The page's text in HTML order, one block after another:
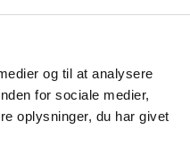
og til at analysere
for sociale medier,
oplysninger, du har givet
SPAR 25%